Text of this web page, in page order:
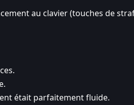
au clavier (touches de
était parfaitement fluide.